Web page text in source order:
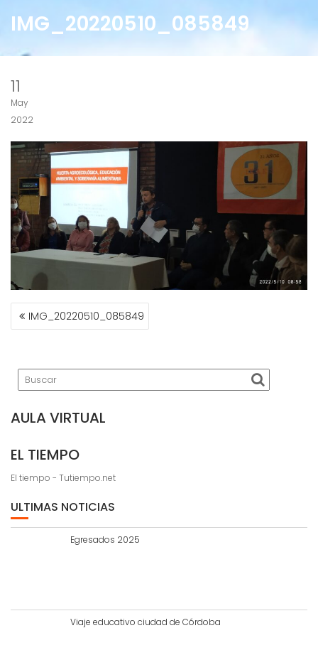
IMG_20220510_085849
11
May
2022
NAVEGACIÓN
DEIMG_20220510_085849
AULA VIRTUAL
EL TIEMPO
El tiempo - Tutiempo.net
ULTIMAS NOTICIAS
Egresados 2025
Viaje educativo ciudad de Córdoba